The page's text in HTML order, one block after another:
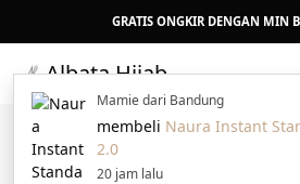
GRATIS ONGKIR DENGAN MIN
Albata Hijab
Mamie dari Bandung
membeli Naura Instant
2.0
20 jam lalu